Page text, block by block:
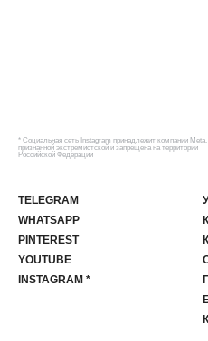
TELEGRAM
WHATSAPP
PINTEREST
YOUTUBE
INSTAGRAM *
* Социальная сеть Instagram принадлежит компании Meta,
признанной экстремистской и запрещена на территории
Российской Федерации